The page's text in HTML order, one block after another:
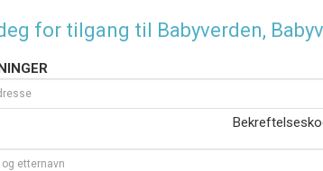
for tilgang til Babyverden,